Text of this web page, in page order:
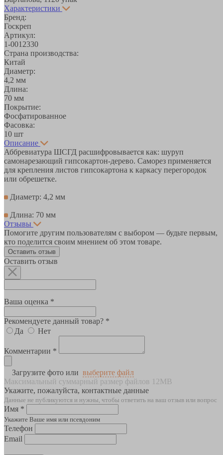
Характеристики
Бренд:
Госкреп
Артикул:
1-0012330
Страна производства:
Китай
Диаметр:
4,2 мм
Длина:
70 мм
Покрытие:
Фосфатированное
Фасовка:
10 шт
Описание
Аббревиатура ШСГД раcшифровывается как: шуруп
самонарезающий гипсокартон-дерево. Саморез применяется
для крепления листов гипсокартона к каркасу перегородок
или обрешетке.
Диаметр: 4,2 мм
Длина: 70 мм
Отзывы
Помогите другим пользователям с выбором — будьте первым,
кто поделится своим мнением об этом товаре.
Оставить отзыв
Оставить отзыв
Ваша оценка *
Рекомендуете данный товар? *
Да
Нет
Комментарии *
Загрузите фото или выберите файл
Максимальный суммарный размер файлов 12MB
Укажите, пожалуйста, контактные данные
Данные не публикуются и нужны, чтобы ответить на ваш отзыв или вопрос
Имя *
Укажите Ваше имя или псевдоним
Телефон
Email